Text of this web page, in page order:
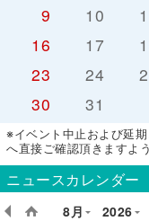
9
10
16
17
23
24
30
31
※イベント中止および延
へ直接ご確認頂きますよ
ニュースカレンダー
8月
2026